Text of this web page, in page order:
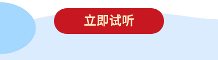
立即试听